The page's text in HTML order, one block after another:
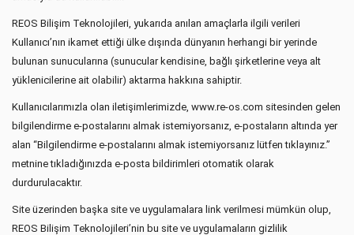
REOS Bilişim Teknolojileri, yukarıda anılan amaçlarla ilgili verileri
Kullanıcı’nın ikamet ettiği ülke dışında dünyanın herhangi bir yerinde
bulunan sunucularına (sunucular kendisine, bağlı şirketlerine veya alt
yüklenicilerine ait olabilir) aktarma hakkına sahiptir.
Kullanıcılarımızla olan iletişimlerimizde, www.re-os.com sitesinden gelen
bilgilendirme e-postalarını almak istemiyorsanız, e-postaların altında yer
alan “Bilgilendirme e-postalarını almak istemiyorsanız lütfen tıklayınız.”
metnine tıkladığınızda e-posta bildirimleri otomatik olarak
durdurulacaktır.
Site üzerinden başka site ve uygulamalara link verilmesi mümkün olup,
REOS Bilişim Teknolojileri’nin bu site ve uygulamaların gizlilik